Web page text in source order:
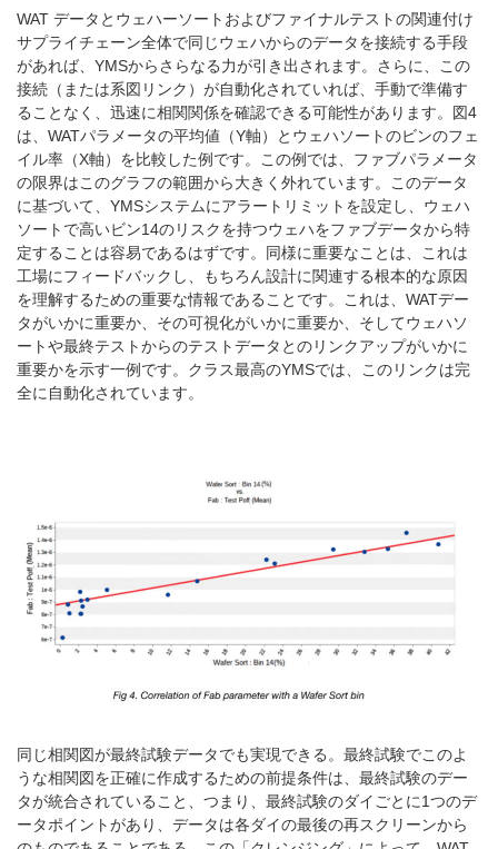
WAT データとウェハーソートおよびファイナルテストの関連付け
サプライチェーン全体で同じウェハからのデータを接続する手段
があれば、YMSからさらなる力が引き出されます。さらに、この
接続（または系図リンク）が自動化されていれば、手動で準備す
ることなく、迅速に相関関係を確認できる可能性があります。図4
は、WATパラメータの平均値（Y軸）とウェハソートのビンのフェ
イル率（X軸）を比較した例です。この例では、ファブパラメータ
の限界はこのグラフの範囲から大きく外れています。このデータ
に基づいて、YMSシステムにアラートリミットを設定し、ウェハ
ソートで高いビン14のリスクを持つウェハをファブデータから特
定することは容易であるはずです。同様に重要なことは、これは
工場にフィードバックし、もちろん設計に関連する根本的な原因
を理解するための重要な情報であることです。これは、WATデー
タがいかに重要か、その可視化がいかに重要か、そしてウェハソ
ートや最終テストからのテストデータとのリンクアップがいかに
重要かを示す一例です。クラス最高のYMSでは、このリンクは完
全に自動化されています。
同じ相関図が最終試験データでも実現できる。最終試験でこのよ
うな相関図を正確に作成するための前提条件は、最終試験のデー
タが統合されていること、つまり、最終試験のダイごとに1つのデ
ータポイントがあり、データは各ダイの最後の再スクリーンから